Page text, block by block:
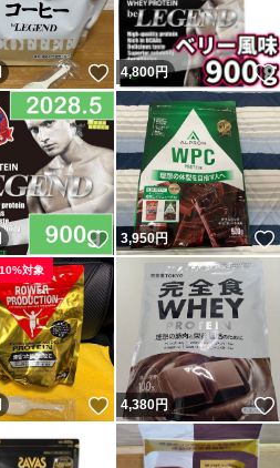
いいね！
4,800円
いいね！
3,950円
いいね！
対象
4,380円